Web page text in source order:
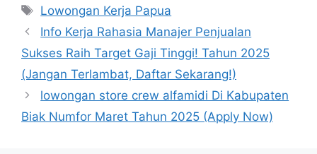
Tag
Lowongan Kerja Papua
Info Kerja Rahasia Manajer Penjualan
Sukses Raih Target Gaji Tinggi! Tahun 2025
(Jangan Terlambat, Daftar Sekarang!)
lowongan store crew alfamidi Di Kabupaten
Biak Numfor Maret Tahun 2025 (Apply Now)